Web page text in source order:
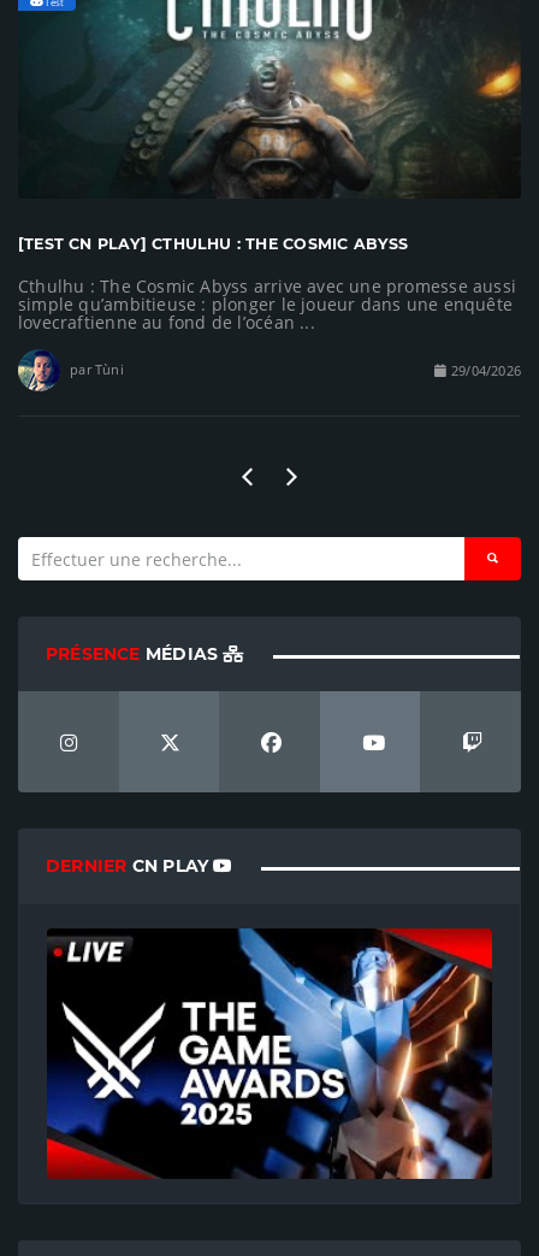
[TEST CN PLAY] CTHULHU : THE COSMIC ABYSS
Cthulhu : The Cosmic Abyss arrive avec une promesse aussi
simple qu’ambitieuse : plonger le joueur dans une enquête
lovecraftienne au fond de l’océan ...
par Tùni 29/04/2026
PRÉSENCE MÉDIAS
DERNIER CN PLAY